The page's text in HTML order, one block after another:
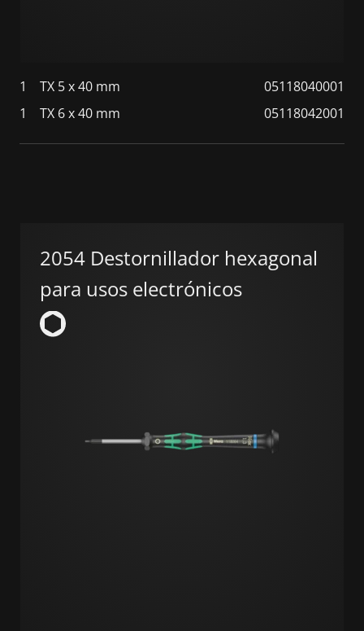
1 TX 5 x 40 mm
05118040001
1
TX 6 x 40 mm 05118042001
2054 Destornillador hexagonal
para usos electrónicos